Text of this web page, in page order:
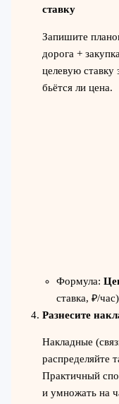
ставку
Запишите
дорога +
целевую ставку
бьётся ли цена.
Формула:
ставка, ₽/
Разнесите
Накладные
распределяйте
Практичный
и умножать на